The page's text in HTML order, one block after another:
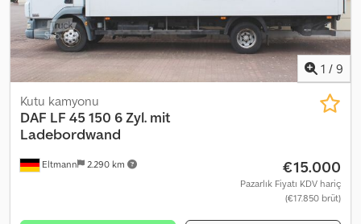
1 / 9
Eltmann 2.290 km
Kutu kamyonu
DAF LF 45 150 6 Zyl. mit
Ladebordwand
€15.000
Pazarlık Fiyatı KDV hariç
(€17.850 brüt)